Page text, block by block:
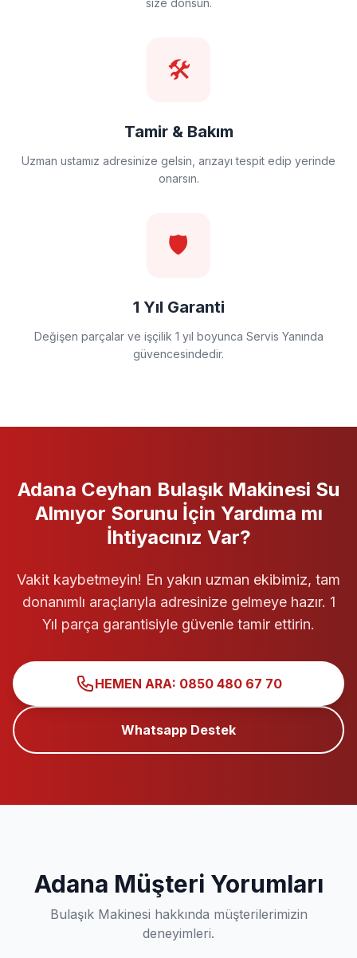
size dönsün.
🛠️
Tamir & Bakım
Uzman ustamız adresinize gelsin, arızayı tespit edip yerinde
onarsın.
🛡️
1 Yıl Garanti
Değişen parçalar ve işçilik 1 yıl boyunca Servis Yanında
güvencesindedir.
Adana Ceyhan Bulaşık Makinesi Su
Almıyor Sorunu İçin Yardıma mı
İhtiyacınız Var?
Vakit kaybetmeyin! En yakın uzman ekibimiz, tam
donanımlı araçlarıyla adresinize gelmeye hazır. 1
Yıl parça garantisiyle güvenle tamir ettirin.
HEMEN ARA: 0850 480 67 70
Whatsapp Destek
Adana Müşteri Yorumları
Bulaşık Makinesi hakkında müşterilerimizin
deneyimleri.